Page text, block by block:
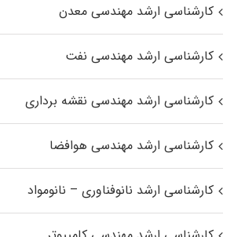
کارشناسی ارشد مهندسی معدن
کارشناسی ارشد مهندسی نفت
کارشناسی ارشد مهندسی نقشه برداری
کارشناسی ارشد مهندسی هوافضا
کارشناسی ارشد نانوفناوری – نانومواد